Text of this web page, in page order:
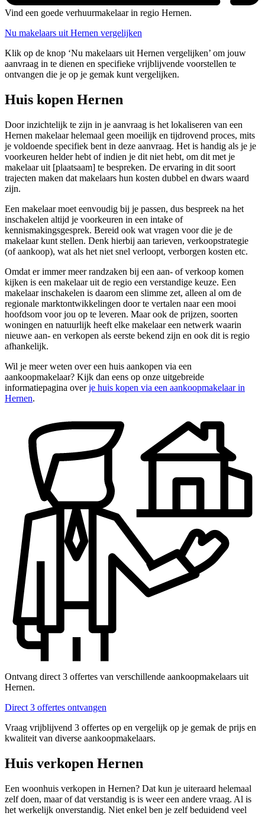
Vind een goede verhuurmakelaar in regio Hernen.
Nu makelaars uit Hernen vergelijken
Klik op de knop ‘Nu makelaars uit Hernen vergelijken’ om jouw
aanvraag in te dienen en specifieke vrijblijvende voorstellen te
ontvangen die je op je gemak kunt vergelijken.
Huis kopen Hernen
Door inzichtelijk te zijn in je aanvraag is het lokaliseren van een
Hernen makelaar helemaal geen moeilijk en tijdrovend proces, mits
je voldoende specifiek bent in deze aanvraag. Het is handig als je je
voorkeuren helder hebt of indien je dit niet hebt, om dit met je
makelaar uit [plaatsaam] te bespreken. De ervaring in dit soort
trajecten maken dat makelaars hun kosten dubbel en dwars waard
zijn.
Een makelaar moet eenvoudig bij je passen, dus bespreek na het
inschakelen altijd je voorkeuren in een intake of
kennismakingsgesprek. Bereid ook wat vragen voor die je de
makelaar kunt stellen. Denk hierbij aan tarieven, verkoopstrategie
(of aankoop), wat als het niet snel verloopt, verborgen kosten etc.
Omdat er immer meer randzaken bij een aan- of verkoop komen
kijken is een makelaar uit de regio een verstandige keuze. Een
makelaar inschakelen is daarom een slimme zet, alleen al om de
regionale marktontwikkelingen door te vertalen naar een mooi
hoofdsom voor jou op te leveren. Maar ook de prijzen, soorten
woningen en natuurlijk heeft elke makelaar een netwerk waarin
nieuwe aan- en verkopen als eerste bekend zijn en ook dit is regio
afhankelijk.
Wil je meer weten over een huis aankopen via een
aankoopmakelaar? Kijk dan eens op onze uitgebreide
informatiepagina overje huis kopen via een aankoopmakelaar in
Hernen.
Ontvang direct 3 offertes van verschillende aankoopmakelaars uit
Hernen.
Direct 3 offertes ontvangen
Vraag vrijblijvend 3 offertes op en vergelijk op je gemak de prijs en
kwaliteit van diverse aankoopmakelaars.
Huis verkopen Hernen
Een woonhuis verkopen in Hernen? Dat kun je uiteraard helemaal
zelf doen, maar of dat verstandig is is weer een andere vraag. Al is
het werkelijk onverstandig. Niet enkel ben je zelf beduidend veel